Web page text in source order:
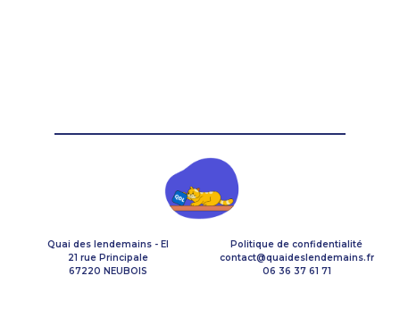
Quai des lendemains - EI
21 rue Principale
67220 NEUBOIS
Politique de confidentialité
contact@quaideslendemains.fr
06 36 37 61 71